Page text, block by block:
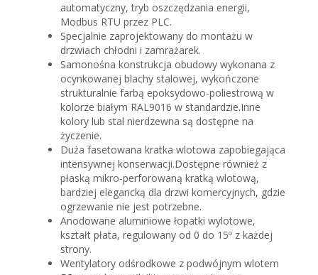
automatyczny, tryb oszczędzania energii,
Modbus RTU przez PLC.
Specjalnie zaprojektowany do montażu w
drzwiach chłodni i zamrażarek.
Samonośna konstrukcja obudowy wykonana z
ocynkowanej blachy stalowej, wykończone
strukturalnie farbą epoksydowo-poliestrową w
kolorze białym RAL9016 w standardzie.Inne
kolory lub stal nierdzewna są dostępne na
życzenie.
Duża fasetowana kratka wlotowa zapobiegająca
intensywnej konserwacji.Dostępne również z
płaską mikro-perforowaną kratką wlotową,
bardziej elegancką dla drzwi komercyjnych, gdzie
ogrzewanie nie jest potrzebne.
Anodowane aluminiowe łopatki wylotowe,
kształt płata, regulowany od 0 do 15º z każdej
strony.
Wentylatory odśrodkowe z podwójnym wlotem